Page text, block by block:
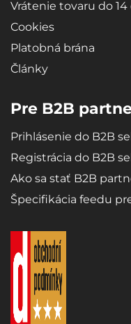
Vrátenie tovaru do 14
Cookies
Platobná brána
Články
Pre B2B
Prihlásenie do B2B
Registrácia do B2B
Ako sa stať B2B
Špecifikácia feedu